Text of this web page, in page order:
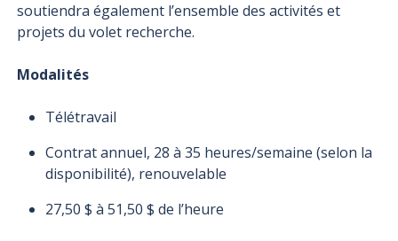
soutiendra également l’ensemble des activités et
projets du volet recherche.
Modalités
Télétravail
Contrat annuel, 28 à 35 heures/semaine (selon la
disponibilité), renouvelable
27,50 $ à 51,50 $ de l’heure